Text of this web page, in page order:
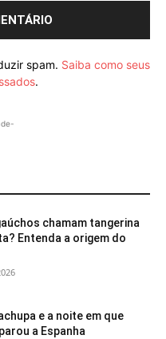
spam. Saiba como seus
.
chamam tangerina
Entenda a origem do
e a noite em que
a Espanha